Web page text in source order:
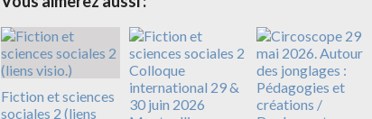
Fiction et sciences
sociales 2 (liens